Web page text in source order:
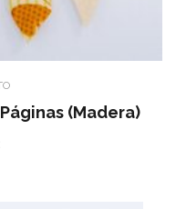
(madera)